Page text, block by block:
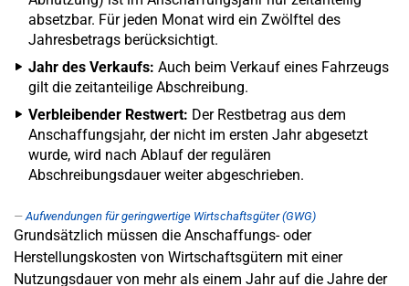
absetzbar. Für jeden Monat wird ein Zwölftel des
Jahresbetrags berücksichtigt.
Jahr des Verkaufs: Auch beim Verkauf eines Fahrzeugs
gilt die zeitanteilige Abschreibung.
Verbleibender Restwert: Der Restbetrag aus dem
Anschaffungsjahr, der nicht im ersten Jahr abgesetzt
wurde, wird nach Ablauf der regulären
Abschreibungsdauer weiter abgeschrieben.
Aufwendungen für geringwertige Wirtschaftsgüter (GWG)
Grundsätzlich müssen die Anschaffungs- oder
Herstellungskosten von Wirtschaftsgütern mit einer
Nutzungsdauer von mehr als einem Jahr auf die Jahre der